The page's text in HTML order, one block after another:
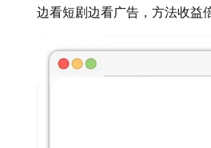
边看短剧边看广告，方法收益